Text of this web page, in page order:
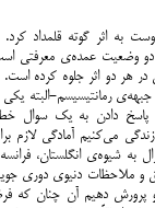
به اثر گوته قلمداد کرد.
دو وضعیت عمده‌ی معرفتی
در هر دو اثر جلوه کرده است.
جبهه‌ی رمانتیسیسم-البته یکی
دادن به یک سوال
می‌کنیم آمادگی لازم
به شیوه‌ی انگلستان،
و ملاحظات دنیوی دوری
پرورش دهیم آن چنان که